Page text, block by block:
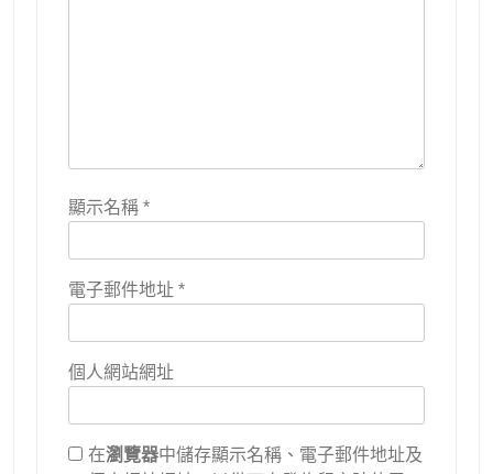
顯示名稱 *
電子郵件地址 *
個人網站網址
在瀏覽器中儲存顯示名稱、電子郵件地址及